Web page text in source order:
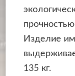
Изделие
135 кг.